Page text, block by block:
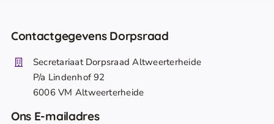
Contactgegevens Dorpsraad
Secretariaat Dorpsraad Altweerterheide
P/a Lindenhof 92
6006 VM Altweerterheide
Ons E-mailadres